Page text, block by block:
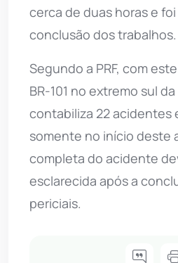
cerca de duas horas e
conclusão dos trabalhos.
Segundo a PRF, com
BR-101 no extremo sul da
contabiliza 22 acidentes
somente no início deste
completa do acidente
esclarecida após a
periciais.